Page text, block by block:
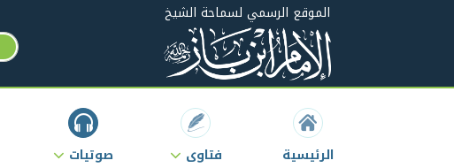
الموقع الرسمي لسماحة الشيخ
الرئيسية فتاوى صوتيات